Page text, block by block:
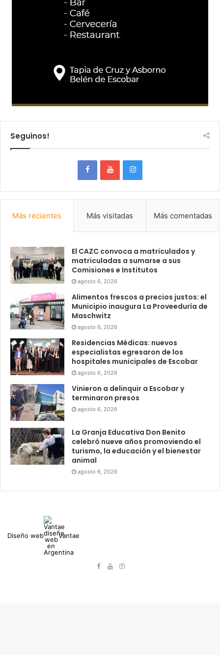
Seguinos!
Más recientes Más visitadas Más comentadas
El CAZC convoca a matriculados y
matriculadas a sumarse a sus
Comisiones e Institutos
agosto 6, 2026
Alimentos frescos a precios justos: el
Municipio inaugura La Proveeduría de
Maschwitz
agosto 6, 2026
Residencias Médicas: nuevos
especialistas egresaron de los
hospitales municipales de Escobar
agosto 6, 2026
Vinieron a delinquir a Escobar y
terminaron presos
agosto 6, 2026
La Granja Educativa Don Benito
celebró nueve años promoviendo el
turismo, la educación y el bienestar
animal
agosto 6, 2026
Diseño web Vantae